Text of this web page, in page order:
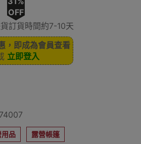
OFF
訂貨時間約7-10天
，即成為會員查看
立即登入
用品 露營帳篷